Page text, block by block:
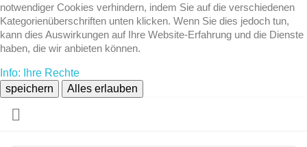
notwendiger Cookies verhindern, indem Sie auf die verschiedenen
Kategorienüberschriften unten klicken. Wenn Sie dies jedoch tun,
kann dies Auswirkungen auf Ihre Website-Erfahrung und die Dienste
haben, die wir anbieten können.
Info: Ihre Rechte
speichern
Alles erlauben
